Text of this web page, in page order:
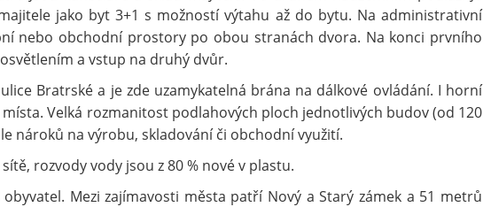
jako byt 3+1 s možností výtahu až do bytu. Na administrativní
nebo obchodní prostory po obou stranách dvora. Na konci prvního
a vstup na druhý dvůr.
Bratrské a je zde uzamykatelná brána na dálkové ovládání. I horní
Velká rozmanitost podlahových ploch jednotlivých budov (od 120
nároků na výrobu, skladování či obchodní využití.
rozvody vody jsou z 80 % nové v plastu.
Mezi zajímavosti města patří Nový a Starý zámek a 51 metrů